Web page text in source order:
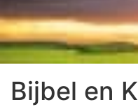
Bijbel en